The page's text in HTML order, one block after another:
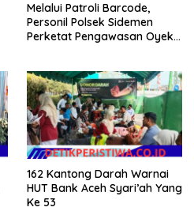
Melalui Patroli Barcode,
Personil Polsek Sidemen
Perketat Pengawasan Oyek
162 Kantong Darah Warnai
HUT Bank Aceh Syari’ah Yang
Ke 53